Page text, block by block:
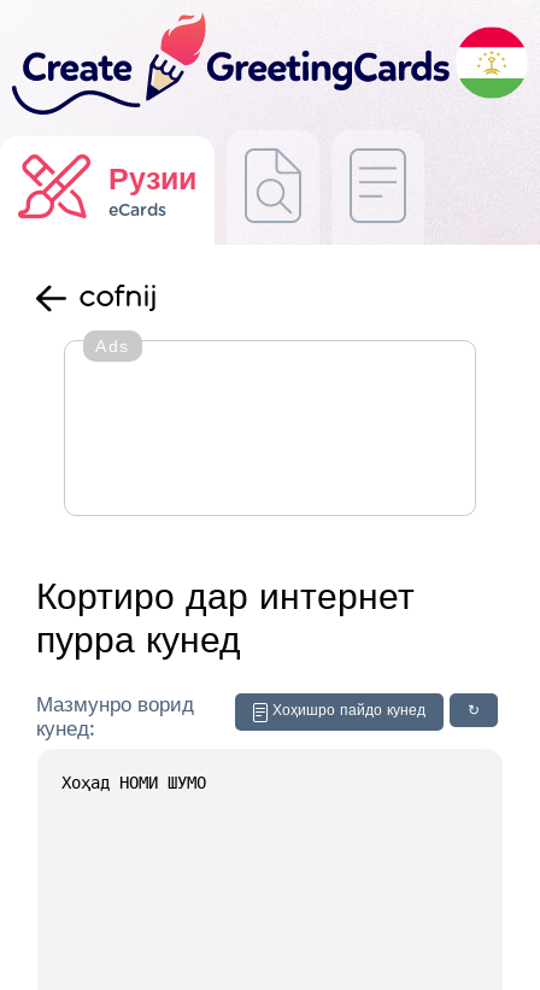
Рузии
eCards
cofnij
Ads
Кортиро дар интернет
пурра кунед
↻
Хоҳишро пайдо кунед
Мазмунро ворид
кунед: